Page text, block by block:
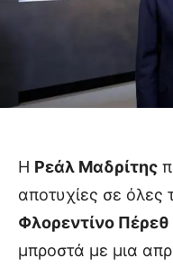
Η Ρεάλ Μαδρίτης
αποτυχίες σε όλες
Φλορεντίνο Πέρεθ
μπροστά με μια